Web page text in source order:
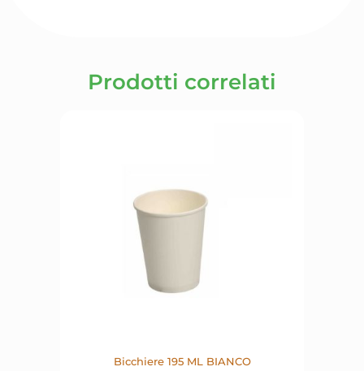
Prodotti correlati
Bicchiere 195 ML BIANCO